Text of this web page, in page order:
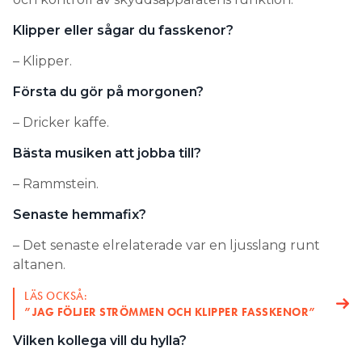
Klipper eller sågar du fasskenor?
– Klipper.
Första du gör på morgonen?
– Dricker kaffe.
Bästa musiken att jobba till?
– Rammstein.
Senaste hemmafix?
– Det senaste elrelaterade var en ljusslang runt
altanen.
LÄS OCKSÅ:
”JAG FÖLJER STRÖMMEN OCH KLIPPER FASSKENOR”
Vilken kollega vill du hylla?